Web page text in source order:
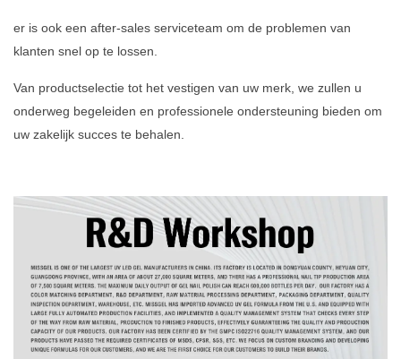
er is ook een after-sales serviceteam om de problemen van
klanten snel op te lossen.
Van productselectie tot het vestigen van uw merk, we zullen u
onderweg begeleiden en professionele ondersteuning bieden om
uw zakelijk succes te behalen.